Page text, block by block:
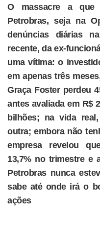
O massacre a que
Petrobras, seja na
denúncias diárias
recente, da ex-
uma vítima: o
em apenas três
Graça Foster perdeu
antes avaliada em R$
bilhões; na vida
outra; embora não
empresa revelou
13,7% no trimestre e
Petrobras nunca
sabe até onde irá o
ações